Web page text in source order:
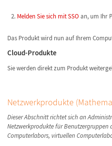
Melden Sie sich mit SSO an, um Ihr
Das Produkt wird nun auf Ihrem
Cloud-Produkte
Sie werden direkt zum Produkt
Netzwerkprodukte
Dieser Abschnitt richtet sich an
Netzwerkprodukte für Benutzergruppen
Computerlabors, virtuellen